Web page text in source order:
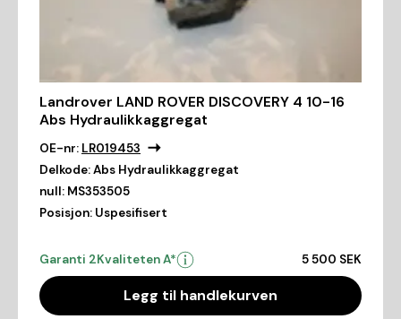
Landrover LAND ROVER DISCOVERY 4 10-16
Abs Hydraulikkaggregat
OE-nr: LR019453
Delkode:Abs Hydraulikkaggregat
null: MS353505
Posisjon: Uspesifisert
Garanti 2Kvaliteten A* 5 500 SEK
Legg til handlekurven